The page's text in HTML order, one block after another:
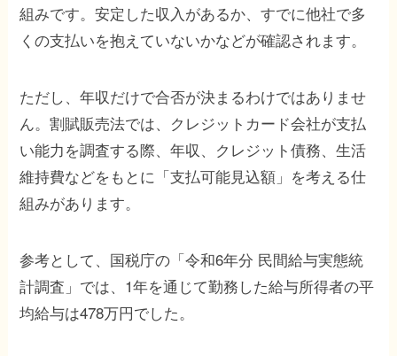
組みです。安定した収入があるか、すでに他社で多
くの支払いを抱えていないかなどが確認されます。
ただし、年収だけで合否が決まるわけではありませ
ん。割賦販売法では、クレジットカード会社が支払
い能力を調査する際、年収、クレジット債務、生活
維持費などをもとに「支払可能見込額」を考える仕
組みがあります。
参考として、国税庁の「令和6年分 民間給与実態統
計調査」では、1年を通じて勤務した給与所得者の平
均給与は478万円でした。